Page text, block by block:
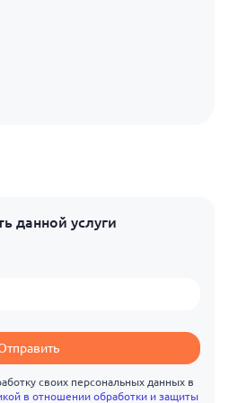
данной услуги
своих персональных данных в
в отношении обработки и защиты